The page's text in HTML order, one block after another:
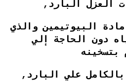
البيوتيمين والذي
دون الحاجة إلي
بتسخينه
علي البارد,